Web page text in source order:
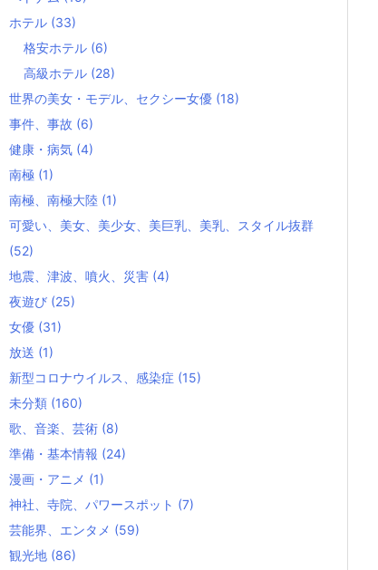
ホテル (33)
格安ホテル (6)
高級ホテル (28)
世界の美女・モデル、セクシー女優 (18)
事件、事故 (6)
健康・病気 (4)
南極 (1)
南極、南極大陸 (1)
可愛い、美女、美少女、美巨乳、美乳、スタイル抜群
(52)
地震、津波、噴火、災害 (4)
夜遊び (25)
女優 (31)
放送 (1)
新型コロナウイルス、感染症 (15)
未分類 (160)
歌、音楽、芸術 (8)
準備・基本情報 (24)
漫画・アニメ (1)
神社、寺院、パワースポット (7)
芸能界、エンタメ (59)
観光地 (86)